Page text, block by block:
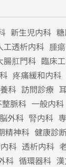
新生児内科
工透析内科 腫
腸肛門科 臨床
疼痛緩和内科
科 訪問診療
整脈科 一般内科
脳外科 腎内科
精神科 健康診
科 透析内科
科 循環器科